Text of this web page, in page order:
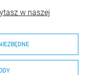
w naszej